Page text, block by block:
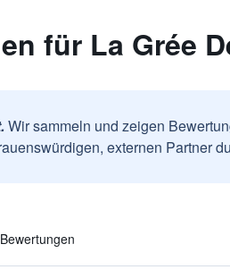
für La Grée
Wir sammeln und zeigen
externen Partner